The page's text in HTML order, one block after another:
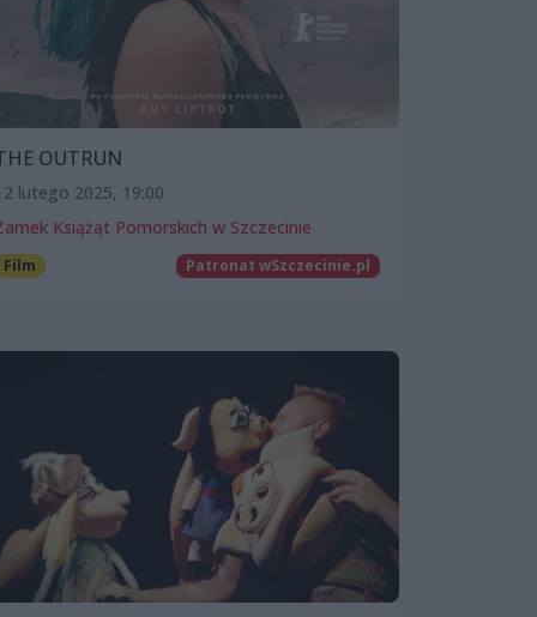
OUTRUN
lutego 2025, 19:00
Książąt Pomorskich w Szczecinie
Film Patronat wSzczecinie.pl